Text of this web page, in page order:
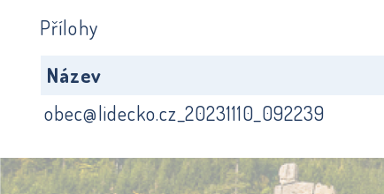
Přílohy
Název
obec@lidecko.cz_20231110_092239